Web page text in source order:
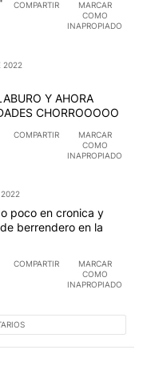
COMPARTIR
MARCAR
COMO
INAPROPIADO
2022
Y AHORA
CHORROOOOO
COMPARTIR
MARCAR
COMO
INAPROPIADO
2022
poco en cronica y
berrendero en la
COMPARTIR
MARCAR
COMO
INAPROPIADO